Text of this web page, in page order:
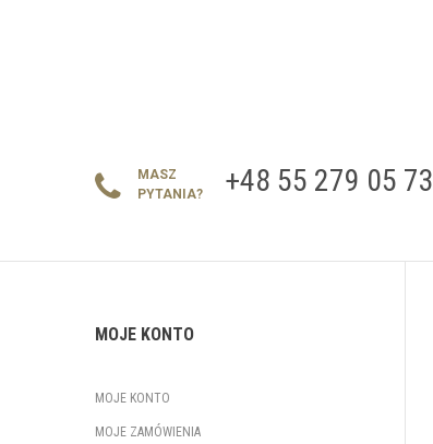
MASZ
PYTANIA?
+48 55 279 05 73
MOJE KONTO
MOJE KONTO
MOJE ZAMÓWIENIA